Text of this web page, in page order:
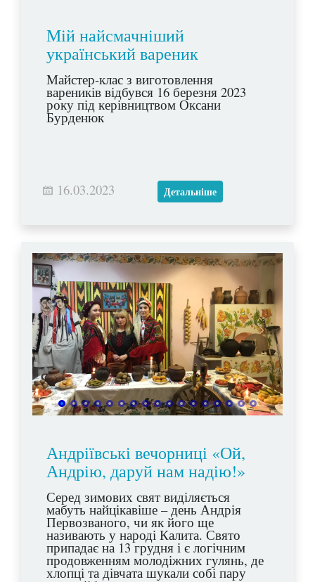
Мій найсмачніший
український вареник
Майстер-клас з виготовлення
вареників відбувся 16 березня 2023
року під керівництвом Оксани
Бурденюк
16.03.2023 Детальніше
Андріївські вечорниці «Ой,
Андрію, даруй нам надію!»
Серед зимових свят виділяється
мабуть найцікавіше – день Андрія
Первозваного, чи як його ще
називають у народі Калита. Свято
припадає на 13 грудня і є логічним
продовженням молодіжних гулянь, де
хлопці та дівчата шукали собі пару